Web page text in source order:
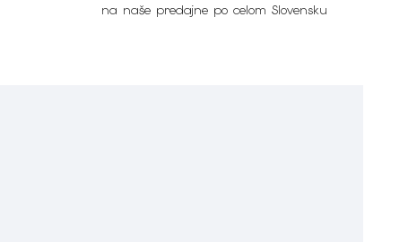
na naše predajne po celom Slovensku